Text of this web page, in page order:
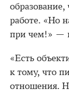
работе. «Но
при чем!» —
«Есть
к тому, что
отношения.